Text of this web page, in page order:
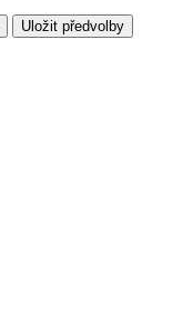
Uložit předvolby